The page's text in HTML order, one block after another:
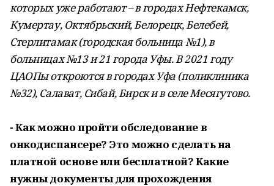
которых уже работают – в городах Нефтекамск,
Кумертау, Октябрьский, Белорецк, Белебей,
Стерлитамак (городская больница №1), в
больницах №13 и 21 города Уфы. В 2021 году
ЦАОПы откроются в городах Уфа (поликлиника
№32), Салават, Сибай, Бирск и в селе Месягутово.
- Как можно пройти обследование в
онкодиспансере? Это можно сделать на
платной основе или бесплатной? Какие
нужны документы для прохождения